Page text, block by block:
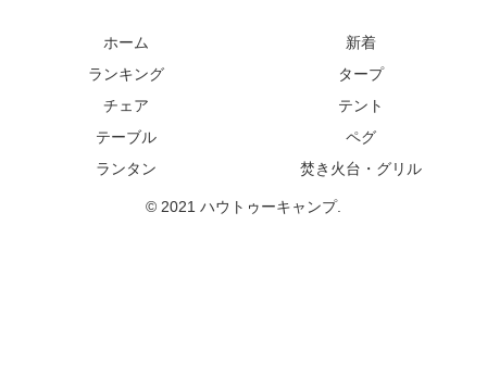
ホーム
新着
ランキング
タープ
チェア
テント
テーブル
ペグ
ランタン
焚き火台・グリル
© 2021 ハウトゥーキャンプ.